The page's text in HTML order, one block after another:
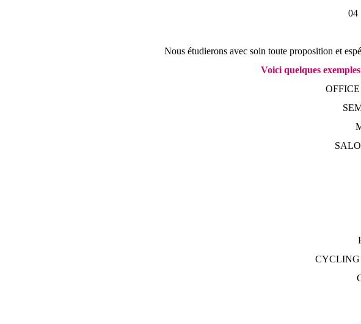
04
Nous étudierons avec soin toute proposition et
Voici quelques
CYCLING